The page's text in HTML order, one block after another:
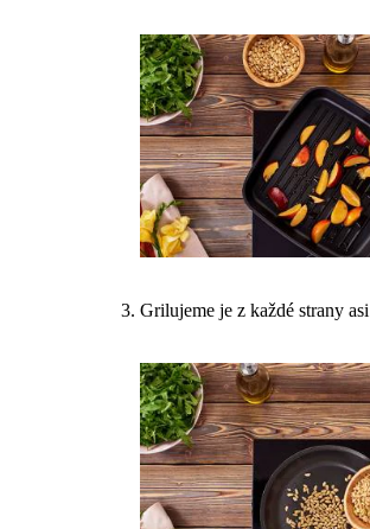
Grilujeme je z každé strany